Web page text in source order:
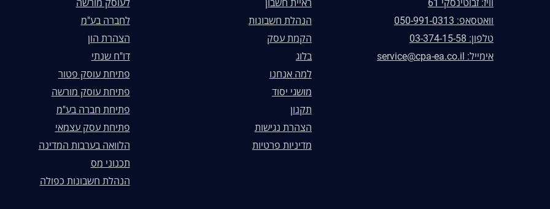
וויז: זבוטינסקי 61
וואטסאפ: 050-991-0313
טלפון: 03-374-15-58
אימייל: service@cpa-ea.co.il
ראיית חשבון
הנהלת חשבונות
הקמת עסק
בלוג
למה אנחנו
מושגי יסוד
תקנון
הצהרת נגישות
מדיניות פרטיות
לעוסק מורשה
לחברה בע"מ
הצהרת הון
דו"ח שנתי
פתיחת עוסק פטור
פתיחת עוסק מורשה
פתיחת חברה בע"מ
פתיחת עסק עצמאי
הלוואה בערבות המדינה
תכנוני מס
הנהלת חשבונות כפולה